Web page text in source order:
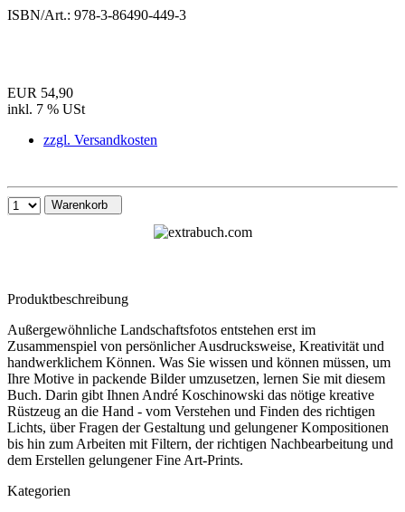
ISBN/Art.: 978-3-86490-449-3
EUR 54,90
inkl. 7 % USt
zzgl. Versandkosten
Warenkorb
Produktbeschreibung
Außergewöhnliche Landschaftsfotos entstehen erst im
Zusammenspiel von persönlicher Ausdrucksweise, Kreativität und
handwerklichem Können. Was Sie wissen und können müssen, um
Ihre Motive in packende Bilder umzusetzen, lernen Sie mit diesem
Buch. Darin gibt Ihnen André Koschinowski das nötige kreative
Rüstzeug an die Hand - vom Verstehen und Finden des richtigen
Lichts, über Fragen der Gestaltung und gelungener Kompositionen
bis hin zum Arbeiten mit Filtern, der richtigen Nachbearbeitung und
dem Erstellen gelungener Fine Art-Prints.
Kategorien